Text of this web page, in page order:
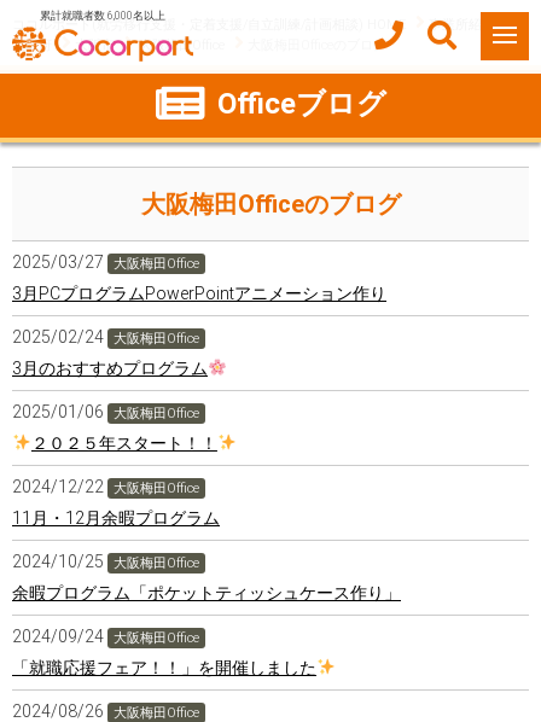
累計就職者数 6,000名以上
ココルポート(就労移行支援・定着支援/自立訓練/計画相談) HOME
事業所紹介
大阪府
大阪市 大阪梅田Office 大阪梅田Officeのブログ
Officeブログ
大阪梅田Officeのブログ
2025/03/27 大阪梅田Office
3月PCプログラムPowerPointアニメーション作り
2025/02/24 大阪梅田Office
3月のおすすめプログラム
2025/01/06 大阪梅田Office
２０２５年スタート！！
2024/12/22 大阪梅田Office
11月・12月余暇プログラム
2024/10/25 大阪梅田Office
余暇プログラム「ポケットティッシュケース作り」
2024/09/24 大阪梅田Office
「就職応援フェア！！」を開催しました
2024/08/26 大阪梅田Office